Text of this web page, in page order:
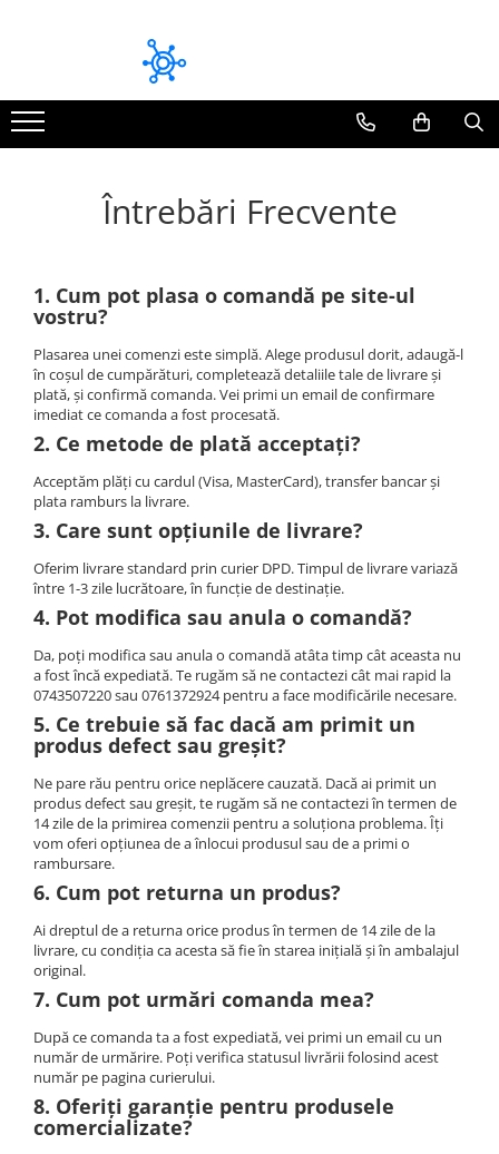
Module bluetooth dedicate
Volkswagen
Pioneer
Seat
Toyota
Fiat / Alfa Romeo / Lancia
Honda
Ford
Renault
Mercedes Benz
Volvo
Jeep / Crysler / Dodge
Subaru
Suzuki
Land Rover
Nissan
Module CarPlay / Android Auto Dedicate
Audi
BMW
Mercedes Benz
Volvo
Întrebări Frecvente
1. Cum pot plasa o comandă pe site-ul
vostru?
Plasarea unei comenzi este simplă. Alege produsul dorit, adaugă-l
în coșul de cumpărături, completează detaliile tale de livrare și
plată, și confirmă comanda. Vei primi un email de confirmare
imediat ce comanda a fost procesată.
2. Ce metode de plată acceptați?
Acceptăm plăți cu cardul (Visa, MasterCard), transfer bancar și
plata ramburs la livrare.
3. Care sunt opțiunile de livrare?
Oferim livrare standard prin curier DPD. Timpul de livrare variază
între 1-3 zile lucrătoare, în funcție de destinație.
4. Pot modifica sau anula o comandă?
Da, poți modifica sau anula o comandă atâta timp cât aceasta nu
a fost încă expediată. Te rugăm să ne contactezi cât mai rapid la
0743507220 sau 0761372924 pentru a face modificările necesare.
5. Ce trebuie să fac dacă am primit un
produs defect sau greșit?
Ne pare rău pentru orice neplăcere cauzată. Dacă ai primit un
produs defect sau greșit, te rugăm să ne contactezi în termen de
14 zile de la primirea comenzii pentru a soluționa problema. Îți
vom oferi opțiunea de a înlocui produsul sau de a primi o
rambursare.
6. Cum pot returna un produs?
Ai dreptul de a returna orice produs în termen de 14 zile de la
livrare, cu condiția ca acesta să fie în starea inițială și în ambalajul
original.
7. Cum pot urmări comanda mea?
După ce comanda ta a fost expediată, vei primi un email cu un
număr de urmărire. Poți verifica statusul livrării folosind acest
număr pe pagina curierului.
8. Oferiți garanție pentru produsele
comercializate?